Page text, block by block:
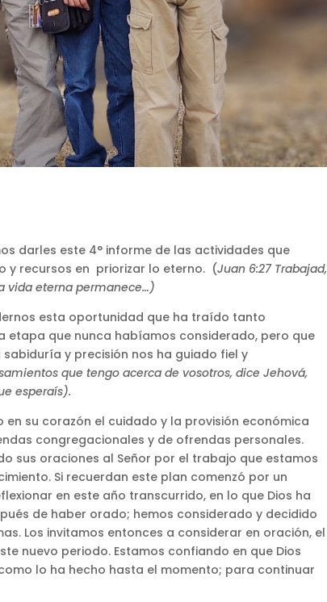
darles este 4° informe de las actividades que
y recursos en priorizar lo eterno. (Juan 6:27 Trabajad,
vida eterna permanece…)
esta oportunidad que ha traído tanto
etapa que nunca habíamos considerado, pero que
y precisión nos ha guiado fiel y
que tengo acerca de vosotros, dice Jehová,
esperaís).
su corazón el cuidado y la provisión económica
congregacionales y de ofrendas personales.
sus oraciones al Señor por el trabajo que estamos
Si recuerdan este plan comenzó por un
en este año transcurrido, en lo que Dios ha
de haber orado; hemos considerado y decidido
Los invitamos entonces a considerar en oración, el
nuevo periodo. Estamos confiando en que Dios
lo ha hecho hasta el momento; para continuar